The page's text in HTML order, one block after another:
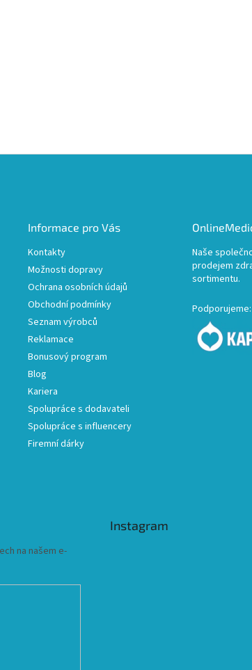
Informace pro Vás
Kontakty
Možnosti dopravy
Ochrana osobních údajů
Obchodní podmínky
Seznam výrobců
Reklamace
Bonusový program
Blog
Kariera
Spolupráce s dodavateli
Spolupráce s influencery
Firemní dárky
Naše
prodejem
sortimentu.
Podporujeme:
na našem e-
Instagram